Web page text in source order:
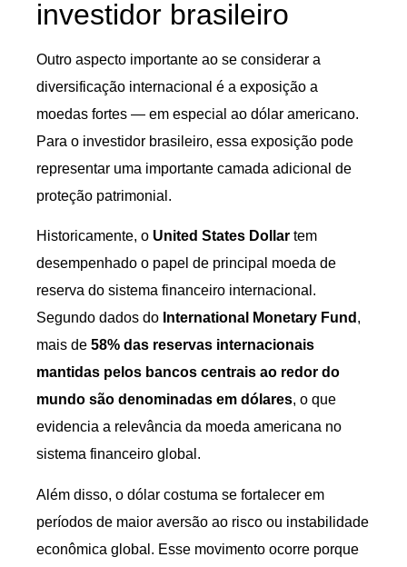
investidor brasileiro
Outro aspecto importante ao se considerar a
diversificação internacional é a exposição a
moedas fortes — em especial ao dólar americano.
Para o investidor brasileiro, essa exposição pode
representar uma importante camada adicional de
proteção patrimonial.
Historicamente, o United States Dollar tem
desempenhado o papel de principal moeda de
reserva do sistema financeiro internacional.
Segundo dados do International Monetary Fund ,
mais de 58% das reservas internacionais
mantidas pelos bancos centrais ao redor do
mundo são denominadas em dólares, o que
evidencia a relevância da moeda americana no
sistema financeiro global.
Além disso, o dólar costuma se fortalecer em
períodos de maior aversão ao risco ou instabilidade
econômica global. Esse movimento ocorre porque